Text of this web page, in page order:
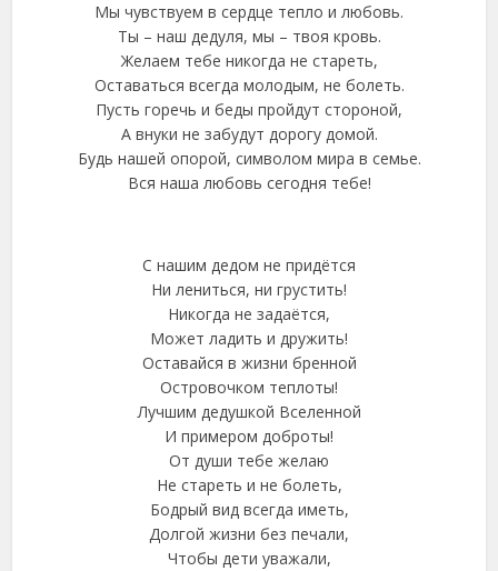
Мы чувствуем в сердце тепло и любовь.
Ты – наш дедуля, мы – твоя кровь.
Желаем тебе никогда не стареть,
Оставаться всегда молодым, не болеть.
Пусть горечь и беды пройдут стороной,
А внуки не забудут дорогу домой.
Будь нашей опорой, символом мира в семье.
Вся наша любовь сегодня тебе!
С нашим дедом не придётся
Ни лениться, ни грустить!
Никогда не задаётся,
Может ладить и дружить!
Оставайся в жизни бренной
Островочком теплоты!
Лучшим дедушкой Вселенной
И примером доброты!
От души тебе желаю
Не стареть и не болеть,
Бодрый вид всегда иметь,
Долгой жизни без печали,
Чтобы дети уважали,